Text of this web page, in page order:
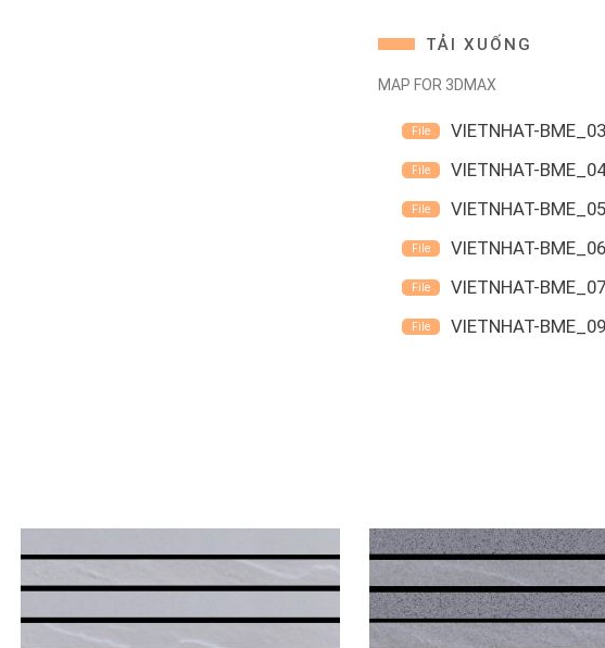
TẢI XUỐNG
MAP FOR 3DMAX
VIETNHAT-BME_03
VIETNHAT-BME_04
VIETNHAT-BME_05
VIETNHAT-BME_06
VIETNHAT-BME_07
VIETNHAT-BME_09